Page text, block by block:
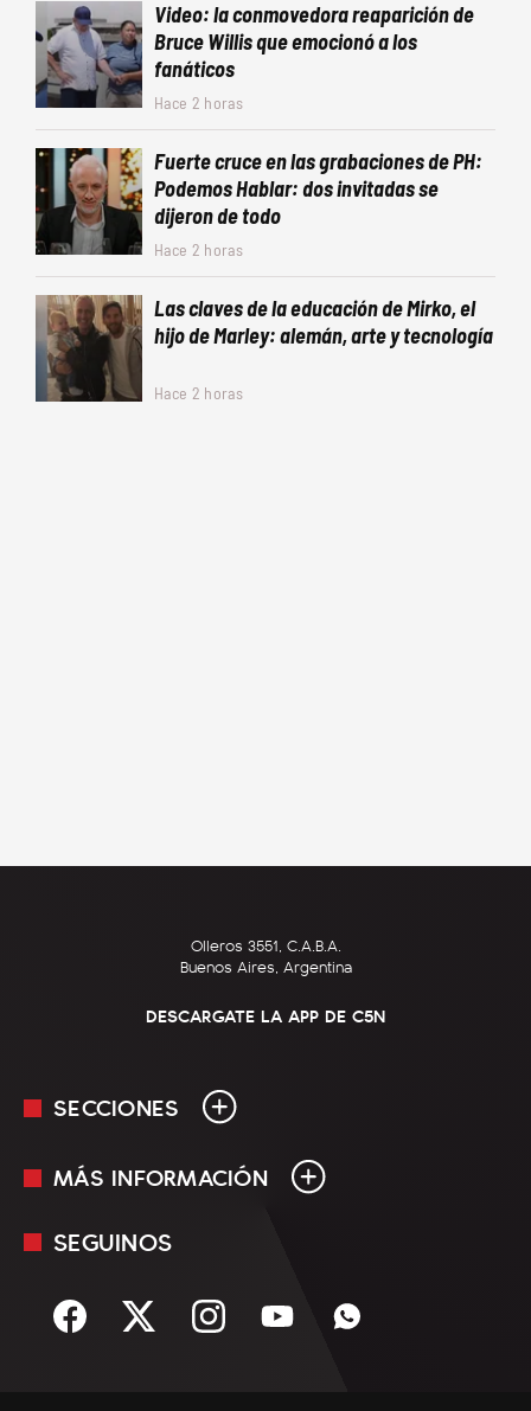
Video: la conmovedora reaparición de
Bruce Willis que emocionó a los
fanáticos
Hace 2 horas
Fuerte cruce en las grabaciones de PH:
Podemos Hablar: dos invitadas se
dijeron de todo
Hace 2 horas
Las claves de la educación de Mirko, el
hijo de Marley: alemán, arte y tecnología
Hace 2 horas
Olleros 3551, C.A.B.A.
Buenos Aires, Argentina
DESCARGATE LA APP DE C5N
SECCIONES
En Vivo
Sociedad
MÁS INFORMACIÓN
Mediakit
Términos y condiciones
SEGUINOS